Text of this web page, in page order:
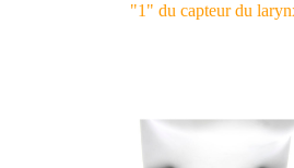
"1" du capteur du